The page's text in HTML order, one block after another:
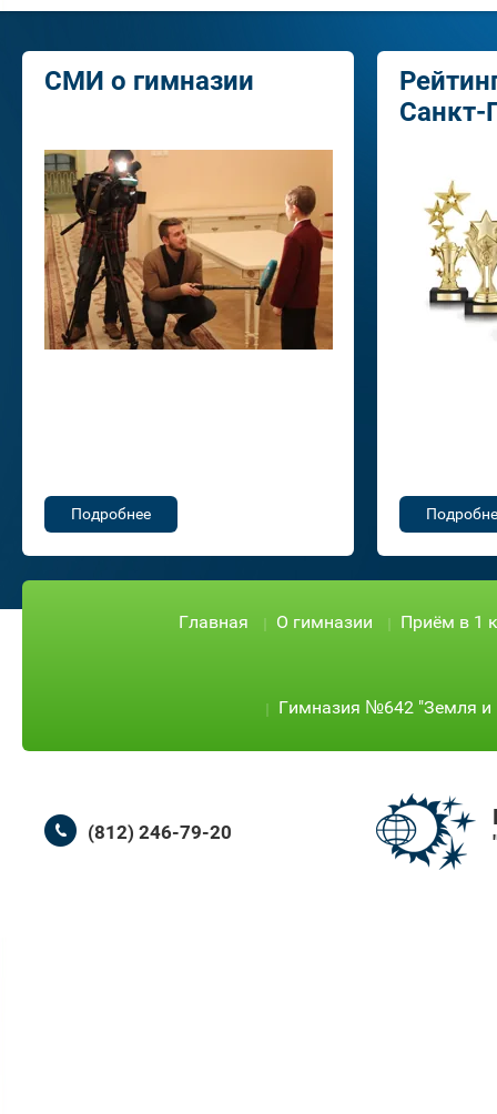
СМИ о гимназии
Подробнее
Санкт-
Главная О гимназии Приём в 1
Гимназия №642 "Земля и
(812) 246-79-20